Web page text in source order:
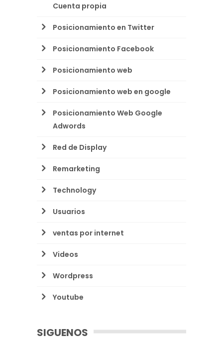
Cuenta propia
Posicionamiento en Twitter
Posicionamiento Facebook
Posicionamiento web
Posicionamiento web en google
Posicionamiento Web Google
Adwords
Red de Display
Remarketing
Technology
Usuarios
ventas por internet
Videos
Wordpress
Youtube
SIGUENOS